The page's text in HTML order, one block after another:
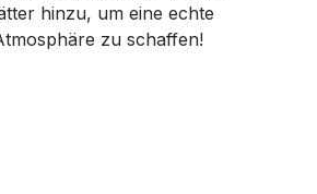
hinzu, um eine echte
zu schaffen!